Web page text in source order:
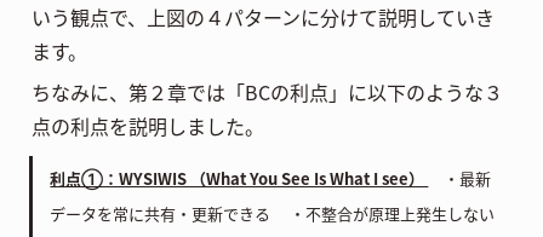
いう観点で、上図の４パターンに分けて説明していき
ます。
ちなみに、第２章では「BCの利点」に以下のような３
点の利点を説明しました。
利点①：WYSIWIS （What You See Is What I see）
・最新
データを常に共有・更新できる ・不整合が原理上発生しない